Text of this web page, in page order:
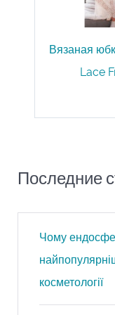
Вязаная
Lace
Последние
Чому
косметології